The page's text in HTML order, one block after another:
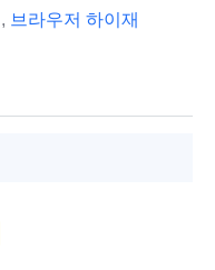
, 브라우저 하이재